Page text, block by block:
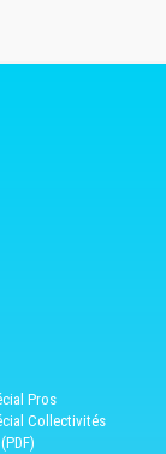
Pros
Collectivités